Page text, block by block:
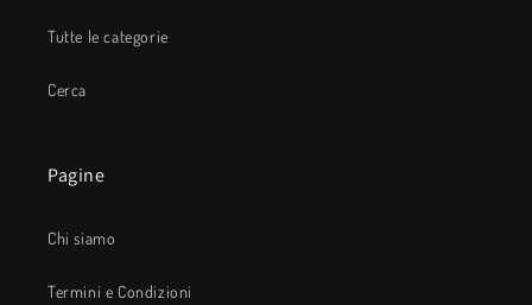
Tutte le categorie
Cerca
Pagine
Chi siamo
Termini e Condizioni